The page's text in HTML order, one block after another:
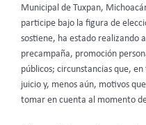
Municipal de Tuxpan,
participe bajo la figura de
sostiene, ha estado realizando
precampaña, promoción
públicos; circunstancias que,
juicio y, menos aún, motivos que
tomar en cuenta al momento